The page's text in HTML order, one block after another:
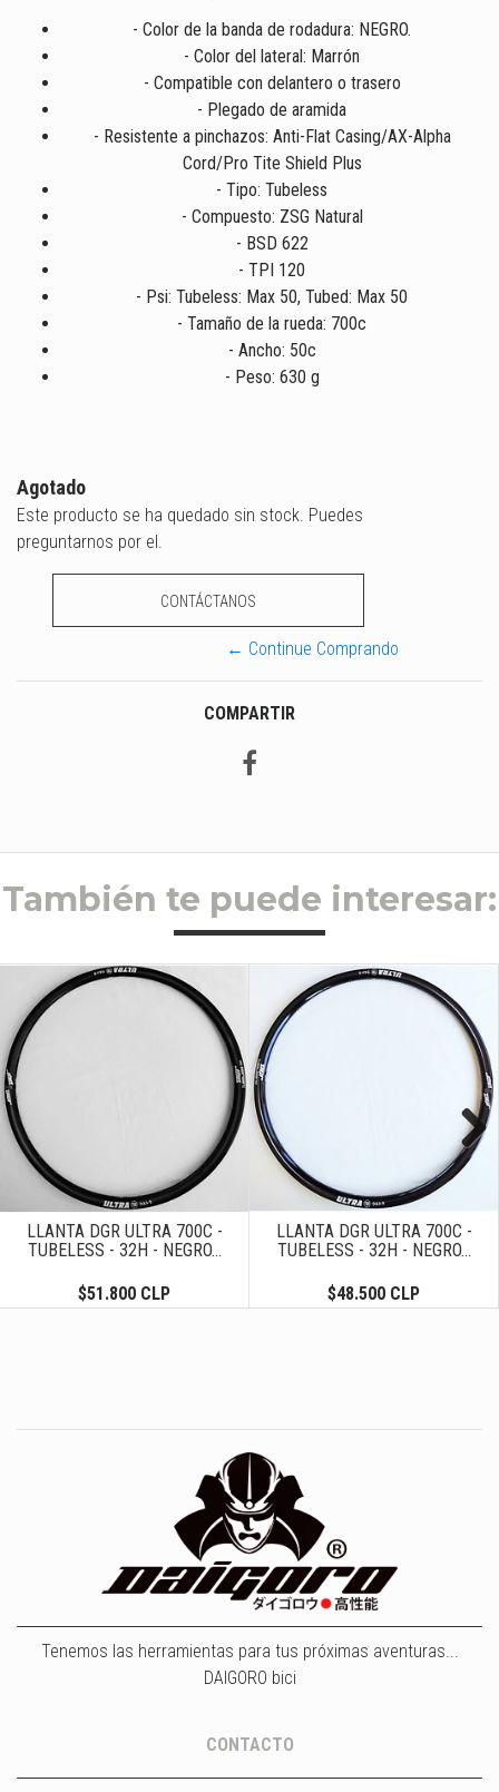
- Color de la banda de rodadura: NEGRO.
- Color del lateral: Marrón
- Compatible con delantero o trasero
- Plegado de aramida
- Resistente a pinchazos: Anti-Flat Casing/AX-Alpha
Cord/Pro Tite Shield Plus
- Tipo: Tubeless
- Compuesto: ZSG Natural
- BSD 622
- TPI 120
- Psi: Tubeless: Max 50, Tubed: Max 50
- Tamaño de la rueda: 700c
- Ancho: 50c
- Peso: 630 g
Agotado
Este producto se ha quedado sin stock. Puedes
preguntarnos por el.
CONTÁCTANOS
← Continue Comprando
COMPARTIR
También te puede interesar:
LLANTA DGR ULTRA 700C -
TUBELESS - 32H - NEGRO...
$51.800 CLP
LLANTA DGR ULTRA 700C -
TUBELESS - 32H - NEGRO...
$48.500 CLP
Next
Tenemos las herramientas para tus próximas aventuras...
DAIGORO bici
CONTACTO